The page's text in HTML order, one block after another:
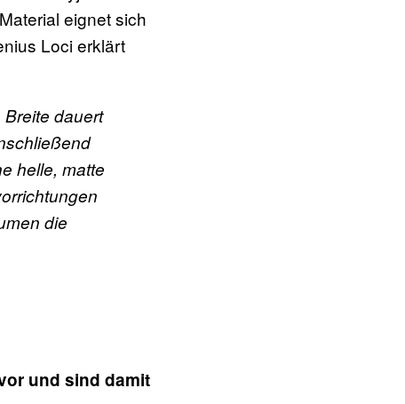
eignet sich
Loci erklärt
dauert
helle, matte
die
und sind damit